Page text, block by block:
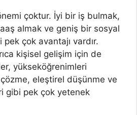
çoktur. İyi bir iş bulmak,
almak ve geniş bir sosyal
çok avantajı vardır.
kişisel gelişim için de
yükseköğrenimleri
çözme, eleştirel düşünme ve
gibi pek çok yetenek